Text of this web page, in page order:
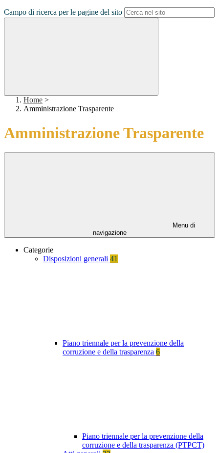
Campo di ricerca per le pagine del sito
Home >
Amministrazione Trasparente
Amministrazione Trasparente
Menu di
navigazione
Categorie
Disposizioni generali 41
Piano triennale per la prevenzione della
corruzione e della trasparenza 6
Piano triennale per la prevenzione della
corruzione e della trasparenza (PTPCT)